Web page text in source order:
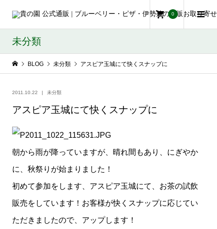
0
未分類
BLOG 未分類 アスピア玉城にて快くスナップに
2011.10.22 未分類
アスピア玉城にて快くスナップに
朝から雨が降っていますが、晴れ間もあり、にぎやか
に、秋祭りが始まりました！
初めて参加をします、アスピア玉城にて、お茶の試飲
販売をしています！お客様が快くスナップに応じてい
ただきましたので、アップします！